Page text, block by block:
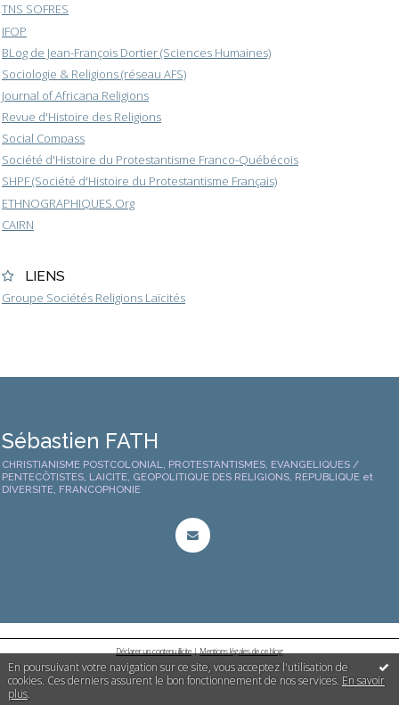
En poursuivant votre navigation sur ce site, vous acceptez l'utilisation de
cookies. Ces derniers assurent le bon fonctionnement de nos services. En savoir
plus.
TNS SOFRES
IFOP
BLog de Jean-François Dortier (Sciences Humaines)
Sociologie & Religions (réseau AFS)
Journal of Africana Religions
Revue d'Histoire des Religions
Social Compass
Société d'Histoire du Protestantisme Franco-Québécois
SHPF (Société d'Histoire du Protestantisme Français)
ETHNOGRAPHIQUES.Org
CAIRN
LIENS
Groupe Sociétés Religions Laïcités
Sébastien FATH
CHRISTIANISME POSTCOLONIAL, PROTESTANTISMES, EVANGELIQUES /
PENTECÔTISTES, LAICITE, GEOPOLITIQUE DES RELIGIONS, REPUBLIQUE et
DIVERSITE, FRANCOPHONIE
Déclarer un contenu illicite|Mentions légales de ce blog